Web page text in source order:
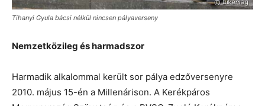
Tihanyi Gyula bácsi nélkül nincsen pályaverseny
Nemzetközileg és harmadszor
Harmadik alkalommal került sor pálya edzőversenyre
2010. május 15-én a Millenárison. A Kerékpáros